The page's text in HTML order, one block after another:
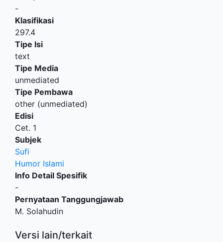
-
Klasifikasi
297.4
Tipe Isi
text
Tipe Media
unmediated
Tipe Pembawa
other (unmediated)
Edisi
Cet. 1
Subjek
Sufi
Humor Islami
Info Detail Spesifik
-
Pernyataan Tanggungjawab
M. Solahudin
Versi lain/terkait